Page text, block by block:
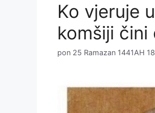
Ko vjeruje
komšiji
pon 25 Ramazan 1441AH